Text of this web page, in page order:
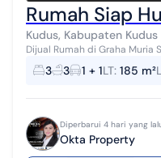
Rumah Siap
Kudus, Kabupaten Kudus
Dijual Rumah di Graha Muria Swasti
Luas Bangunan 183m² Lebar
Mandi 3 Listrik 2...
3 3 1 + 1LT: 185 m²
Diperbarui 4 hari yang
Okta Property